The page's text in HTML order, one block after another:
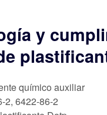
y
químico auxiliar
2, 6422-86-2